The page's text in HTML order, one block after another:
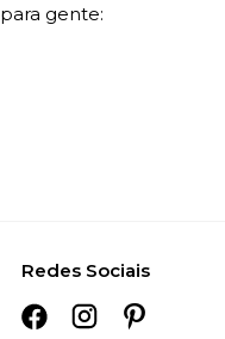
gente:
Redes Sociais